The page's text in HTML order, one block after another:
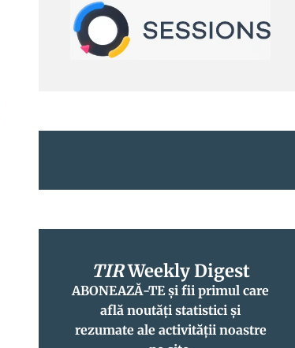
TIRWeekly Digest
ABONEAZĂ-TE și fii primul care
află noutăți statistici și
rezumate ale activității noastre